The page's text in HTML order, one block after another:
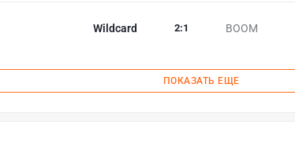
Wildcard BOOM
2:1
ПОКАЗАТЬ ЕЩЕ